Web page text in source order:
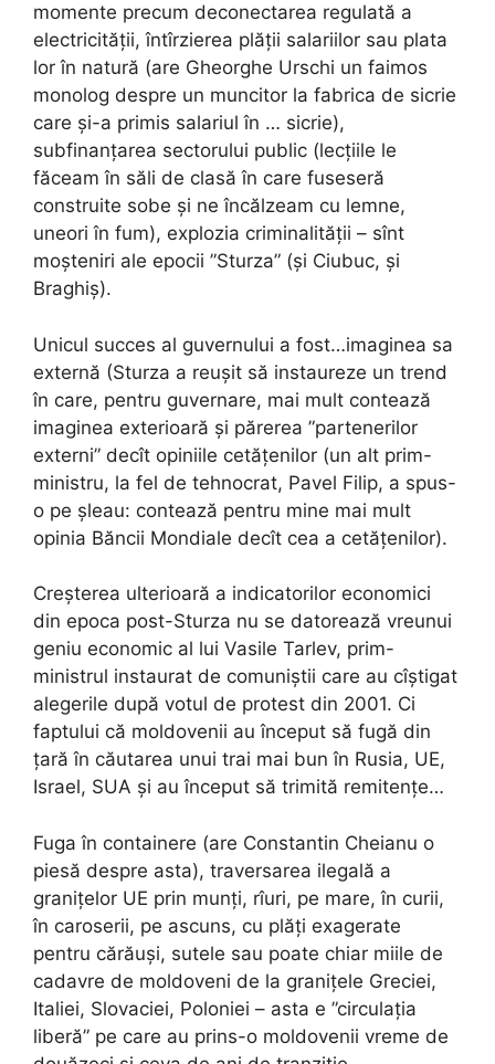
momente precum deconectarea regulată a
electricității, întîrzierea plății salariilor sau plata
lor în natură (are Gheorghe Urschi un faimos
monolog despre un muncitor la fabrica de sicrie
care și-a primis salariul în … sicrie),
subfinanțarea sectorului public (lecțiile le
făceam în săli de clasă în care fuseseră
construite sobe și ne încălzeam cu lemne,
uneori în fum), explozia criminalității – sînt
moșteniri ale epocii ”Sturza” (și Ciubuc, și
Braghiș).
Unicul succes al guvernului a fost…imaginea sa
externă (Sturza a reușit să instaureze un trend
în care, pentru guvernare, mai mult contează
imaginea exterioară și părerea ”partenerilor
externi” decît opiniile cetățenilor (un alt prim-
ministru, la fel de tehnocrat, Pavel Filip, a spus-
o pe șleau: contează pentru mine mai mult
opinia Băncii Mondiale decît cea a cetățenilor).
Creșterea ulterioară a indicatorilor economici
din epoca post-Sturza nu se datorează vreunui
geniu economic al lui Vasile Tarlev, prim-
ministrul instaurat de comuniștii care au cîștigat
alegerile după votul de protest din 2001. Ci
faptului că moldovenii au început să fugă din
țară în căutarea unui trai mai bun în Rusia, UE,
Israel, SUA și au început să trimită remitențe…
Fuga în containere (are Constantin Cheianu o
piesă despre asta), traversarea ilegală a
granițelor UE prin munți, rîuri, pe mare, în curii,
în caroserii, pe ascuns, cu plăți exagerate
pentru cărăuși, sutele sau poate chiar miile de
cadavre de moldoveni de la granițele Greciei,
Italiei, Slovaciei, Poloniei – asta e ”circulația
liberă” pe care au prins-o moldovenii vreme de